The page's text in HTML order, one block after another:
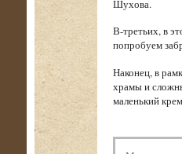
Шухова.
В-третьих, в
попробуем
Наконец, в
храмы и
маленький